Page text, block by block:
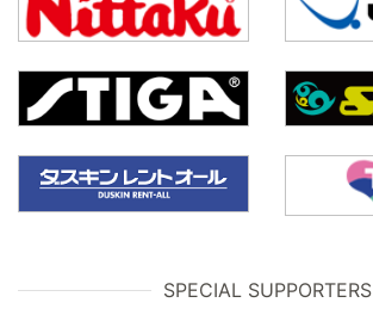
SPECIAL SUPPORTERS